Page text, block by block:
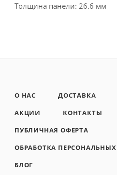
Толщина панели: 26.6 мм
О НАС ДОСТАВКА
АКЦИИ
КОНТАКТЫ
ПУБЛИЧНАЯ ОФЕРТА
ОБРАБОТКА
БЛОГ